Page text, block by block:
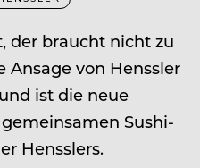
der braucht nicht zu
Ansage von Henssler
ist die neue
Sushi-
Hensslers.